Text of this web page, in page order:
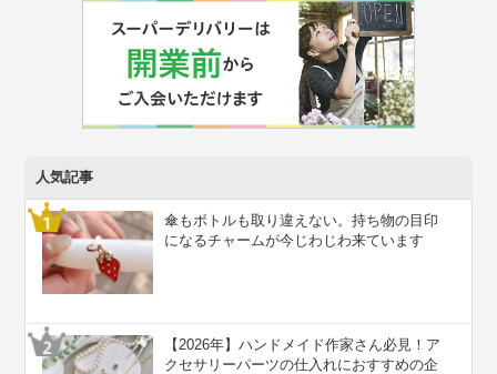
人気記事
傘もボトルも取り違えない。持ち物の目印
になるチャームが今じわじわ来ています
【2026年】ハンドメイド作家さん必見！ア
クセサリーパーツの仕入れにおすすめの企